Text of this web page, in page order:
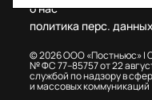
© 2026 ООО «Постньюс» |
№ ФС 77–85757 от 22
службой по надзору в
и массовых коммуникаций
о нас
политика перс. данных